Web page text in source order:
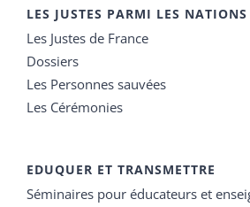
LES JUSTES PARMI LES NATIONS
Les Justes de France
Dossiers
Les Personnes sauvées
Les Cérémonies
EDUQUER ET TRANSMETTRE
Séminaires pour éducateurs et